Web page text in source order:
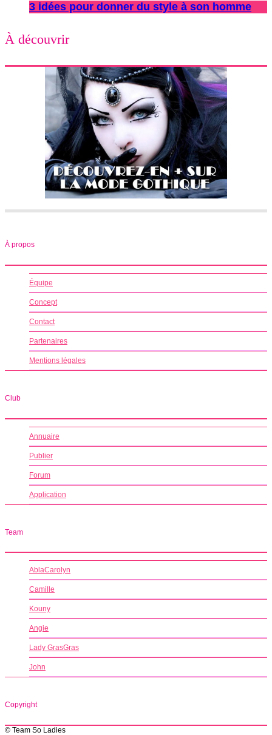
3 idées pour donner du style à son homme
À découvrir
À propos
Équipe
Concept
Contact
Partenaires
Mentions légales
Club
Annuaire
Publier
Forum
Application
Team
AblaCarolyn
Camille
Kouny
Angie
Lady GrasGras
John
Copyright
© Team So Ladies